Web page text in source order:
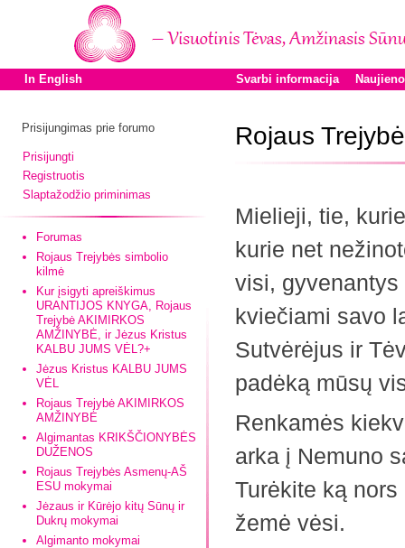
In English Svarbi informacija
Prisijungimas prie forumo
Prisijungti
Registruotis
Slaptažodžio priminimas
Forumas
Rojaus Trejybės simbolio
kilmė
Kur įsigyti apreiškimus
URANTIJOS KNYGA, Rojaus
Trejybė AKIMIRKOS
AMŽINYBĖ, ir Jėzus Kristus
KALBU JUMS VĖL?+
Jėzus Kristus KALBU JUMS
VĖL
Rojaus Trejybė AKIMIRKOS
AMŽINYBĖ
Algimantas KRIKŠČIONYBĖS
DUŽENOS
Rojaus Trejybės Asmenų-AŠ
ESU mokymai
Jėzaus ir Kūrėjo kitų Sūnų ir
Dukrų mokymai
Algimanto mokymai
Rojaus
Mielieji, tie,
kurie net
visi,
kviečiami savo
Sutvėrėjus ir
padėką mūsų
Renkamės
arka į Nemuno
Turėkite ką
žemė vėsi.